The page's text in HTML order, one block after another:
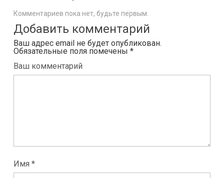
Комментариев пока нет, будьте первым.
Добавить комментарий
Ваш адрес email не будет опубликован.
Обязательные поля помечены *
Ваш комментарий
Имя *